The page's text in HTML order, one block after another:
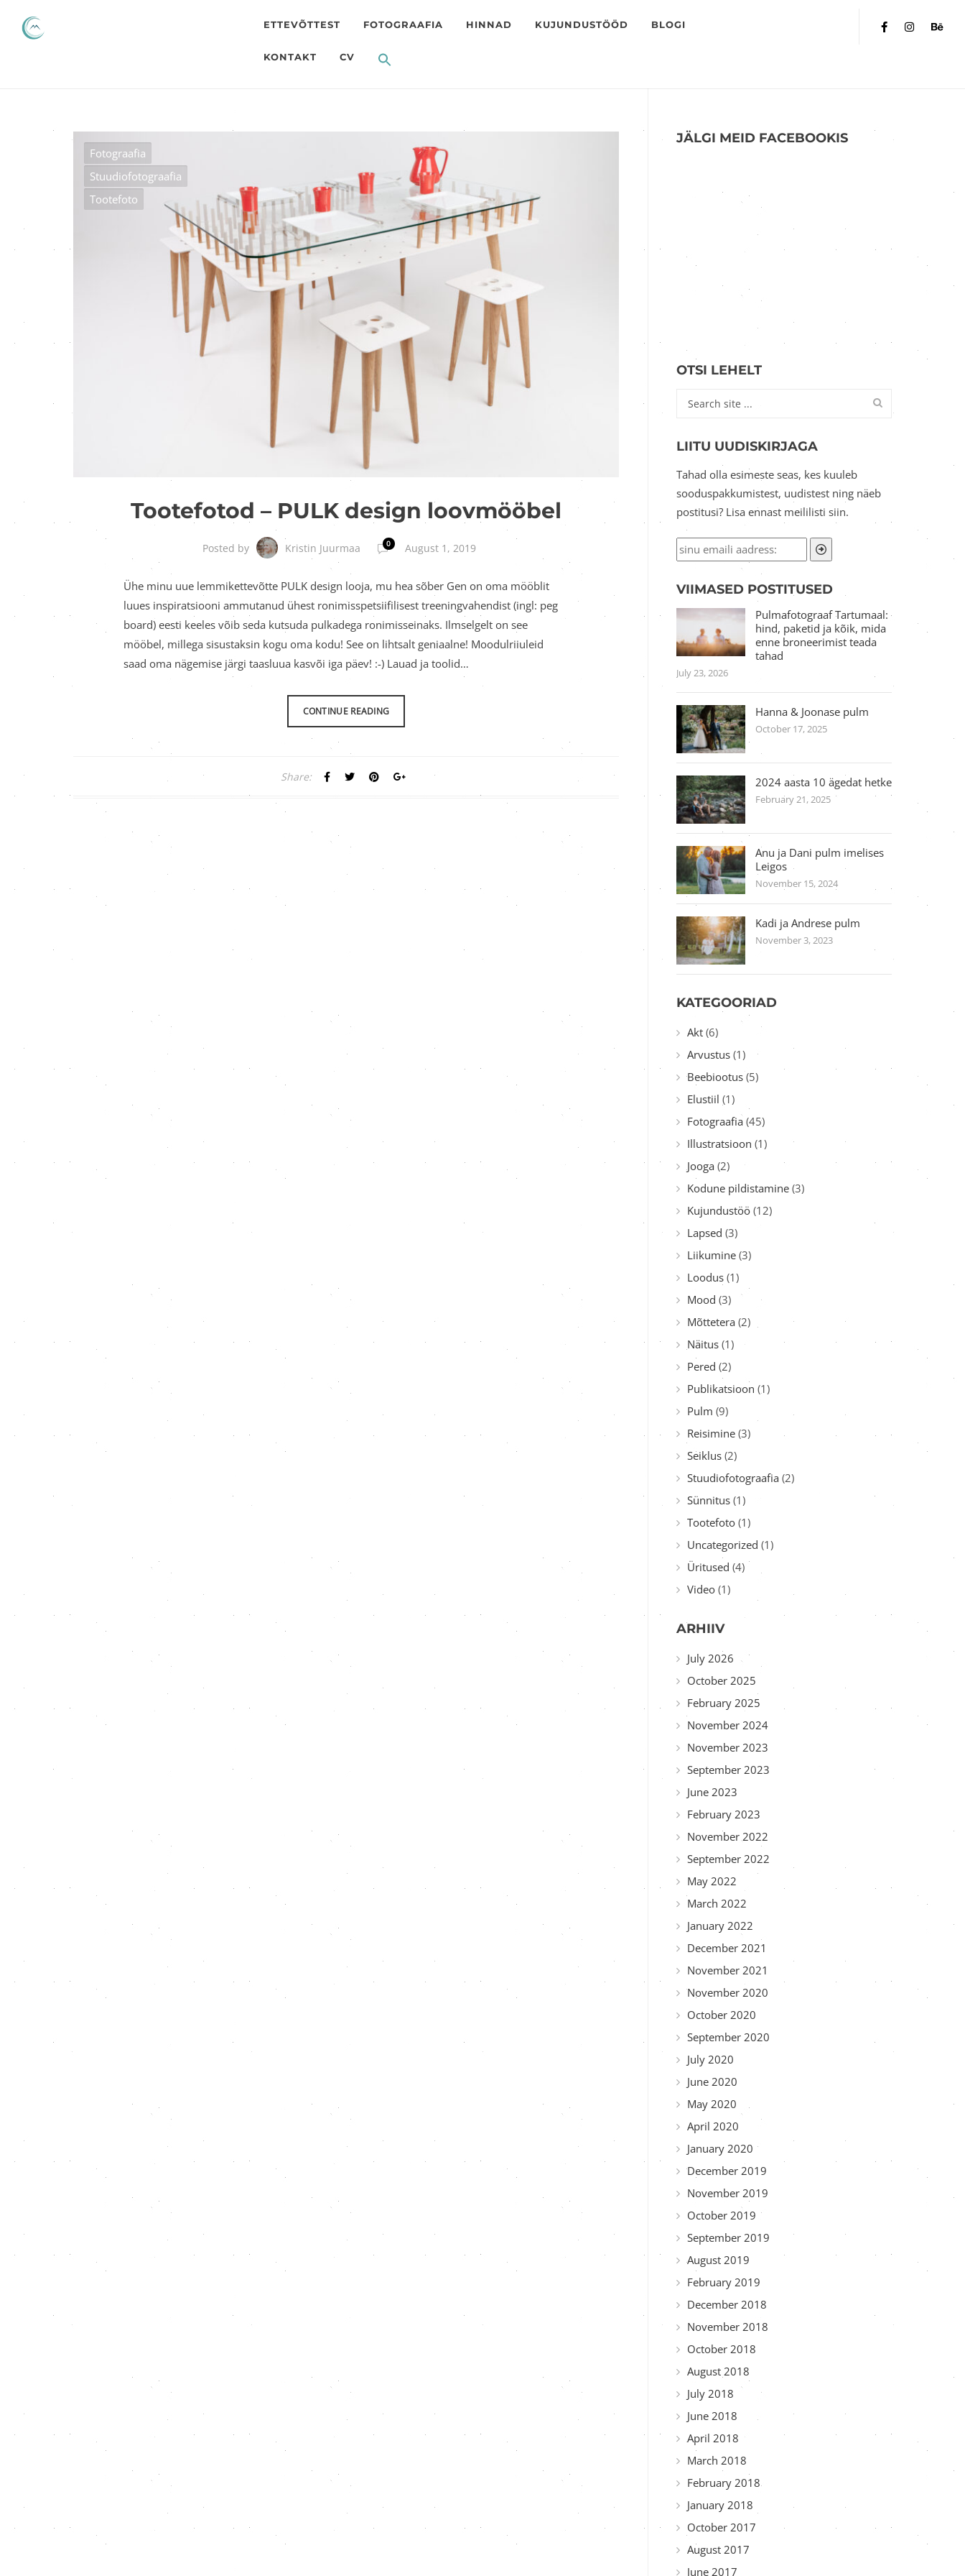
ETTEVÕTTEST FOTOGRAAFIA HINNAD KUJUNDUSTÖÖD BLOGI
KONTAKT CV
Fotograafia
Stuudiofotograafia
Tootefoto
Tootefotod – PULK design loovmööbel
Posted by Kristin Juurmaa 0 August 1, 2019
Ühe minu uue lemmikettevõtte PULK design looja, mu hea sõber Gen on oma mööblit
luues inspiratsiooni ammutanud ühest ronimisspetsiifilisest treeningvahendist (ingl: peg
board) eesti keeles võib seda kutsuda pulkadega ronimisseinaks. Ilmselgelt on see
mööbel, millega sisustaksin kogu oma kodu! See on lihtsalt geniaalne! Moodulriiuleid
saad oma nägemise järgi taasluua kasvõi iga päev! :-) Lauad ja toolid…
CONTINUE READING
Share:
JÄLGI MEID FACEBOOKIS
OTSI LEHELT
LIITU UUDISKIRJAGA
Tahad olla esimeste seas, kes kuuleb
sooduspakkumistest, uudistest ning näeb
postitusi? Lisa ennast meililisti siin.
VIIMASED POSTITUSED
Pulmafotograaf Tartumaal:
hind, paketid ja kõik, mida
enne broneerimist teada
tahad
July 23, 2026
Hanna & Joonase pulm
October 17, 2025
2024 aasta 10 ägedat hetke
February 21, 2025
Anu ja Dani pulm imelises
Leigos
November 15, 2024
Kadi ja Andrese pulm
November 3, 2023
KATEGOORIAD
Akt (6)
Arvustus (1)
Beebiootus (5)
Elustiil (1)
Fotograafia (45)
Illustratsioon (1)
Jooga (2)
Kodune pildistamine (3)
Kujundustöö (12)
Lapsed (3)
Liikumine (3)
Loodus (1)
Mood (3)
Mõttetera (2)
Näitus (1)
Pered (2)
Publikatsioon (1)
Pulm (9)
Reisimine (3)
Seiklus (2)
Stuudiofotograafia (2)
Sünnitus (1)
Tootefoto (1)
Uncategorized (1)
Üritused (4)
Video (1)
ARHIIV
July 2026
October 2025
February 2025
November 2024
November 2023
September 2023
June 2023
February 2023
November 2022
September 2022
May 2022
March 2022
January 2022
December 2021
November 2021
November 2020
October 2020
September 2020
July 2020
June 2020
May 2020
April 2020
January 2020
December 2019
November 2019
October 2019
September 2019
August 2019
February 2019
December 2018
November 2018
October 2018
August 2018
July 2018
June 2018
April 2018
March 2018
February 2018
January 2018
October 2017
August 2017
June 2017